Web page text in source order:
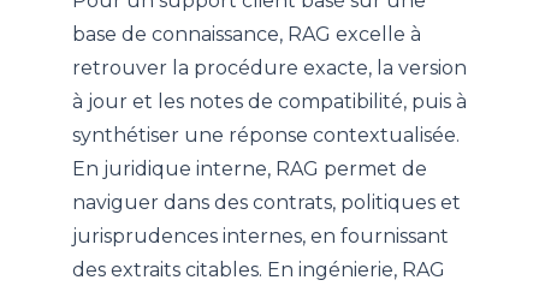
base de connaissance, RAG excelle à
retrouver la procédure exacte, la version
à jour et les notes de compatibilité, puis à
synthétiser une réponse contextualisée.
En juridique interne, RAG permet de
naviguer dans des contrats, politiques et
jurisprudences internes, en fournissant
des extraits citables. En ingénierie, RAG